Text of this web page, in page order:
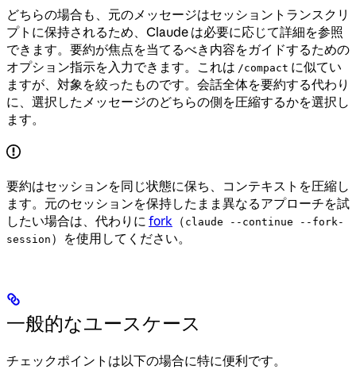
どちらの場合も、元のメッセージはセッショントランスクリ
プトに保持されるため、Claude は必要に応じて詳細を参照
できます。要約が焦点を当てるべき内容をガイドするための
オプション指示を入力できます。これは /compact に似てい
ますが、対象を絞ったものです。会話全体を要約する代わり
に、選択したメッセージのどちらの側を圧縮するかを選択し
ます。
要約はセッションを同じ状態に保ち、コンテキストを圧縮し
ます。元のセッションを保持したまま異なるアプローチを試
したい場合は、代わりに fork （ claude --continue --fork-
session ）を使用してください。
一般的なユースケース
チェックポイントは以下の場合に特に便利です。